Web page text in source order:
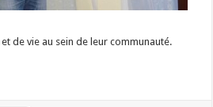
de vie au sein de leur communauté.